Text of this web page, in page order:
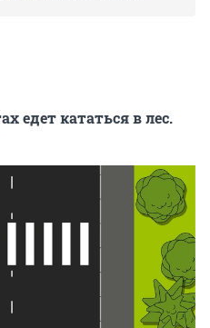
едет кататься в лес.